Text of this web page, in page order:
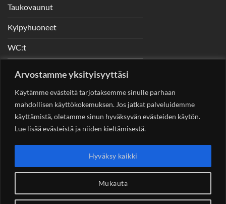
Arvostamme yksityisyyttäsi
Käytämme evästeitä tarjotaksemme sinulle parhaan
mahdollisen käyttökokemuksen. Jos jatkat palveluidemme
käyttämistä, oletamme sinun hyväksyvän evästeiden käytön.
Lue lisää evästeistä ja niiden kieltämisestä.
Mukauta
Hyväksy kaikki
Taukovaunut
Kylpyhuoneet
WC:t
Nostimet
YHTEYSTIEDOT
Helsingin Rakennuskonevuokraus OySotungintie 449,
00890 Helsinki 0400 99 53 63
asiakaspalvelu@rakennuskonevuokraus.fi